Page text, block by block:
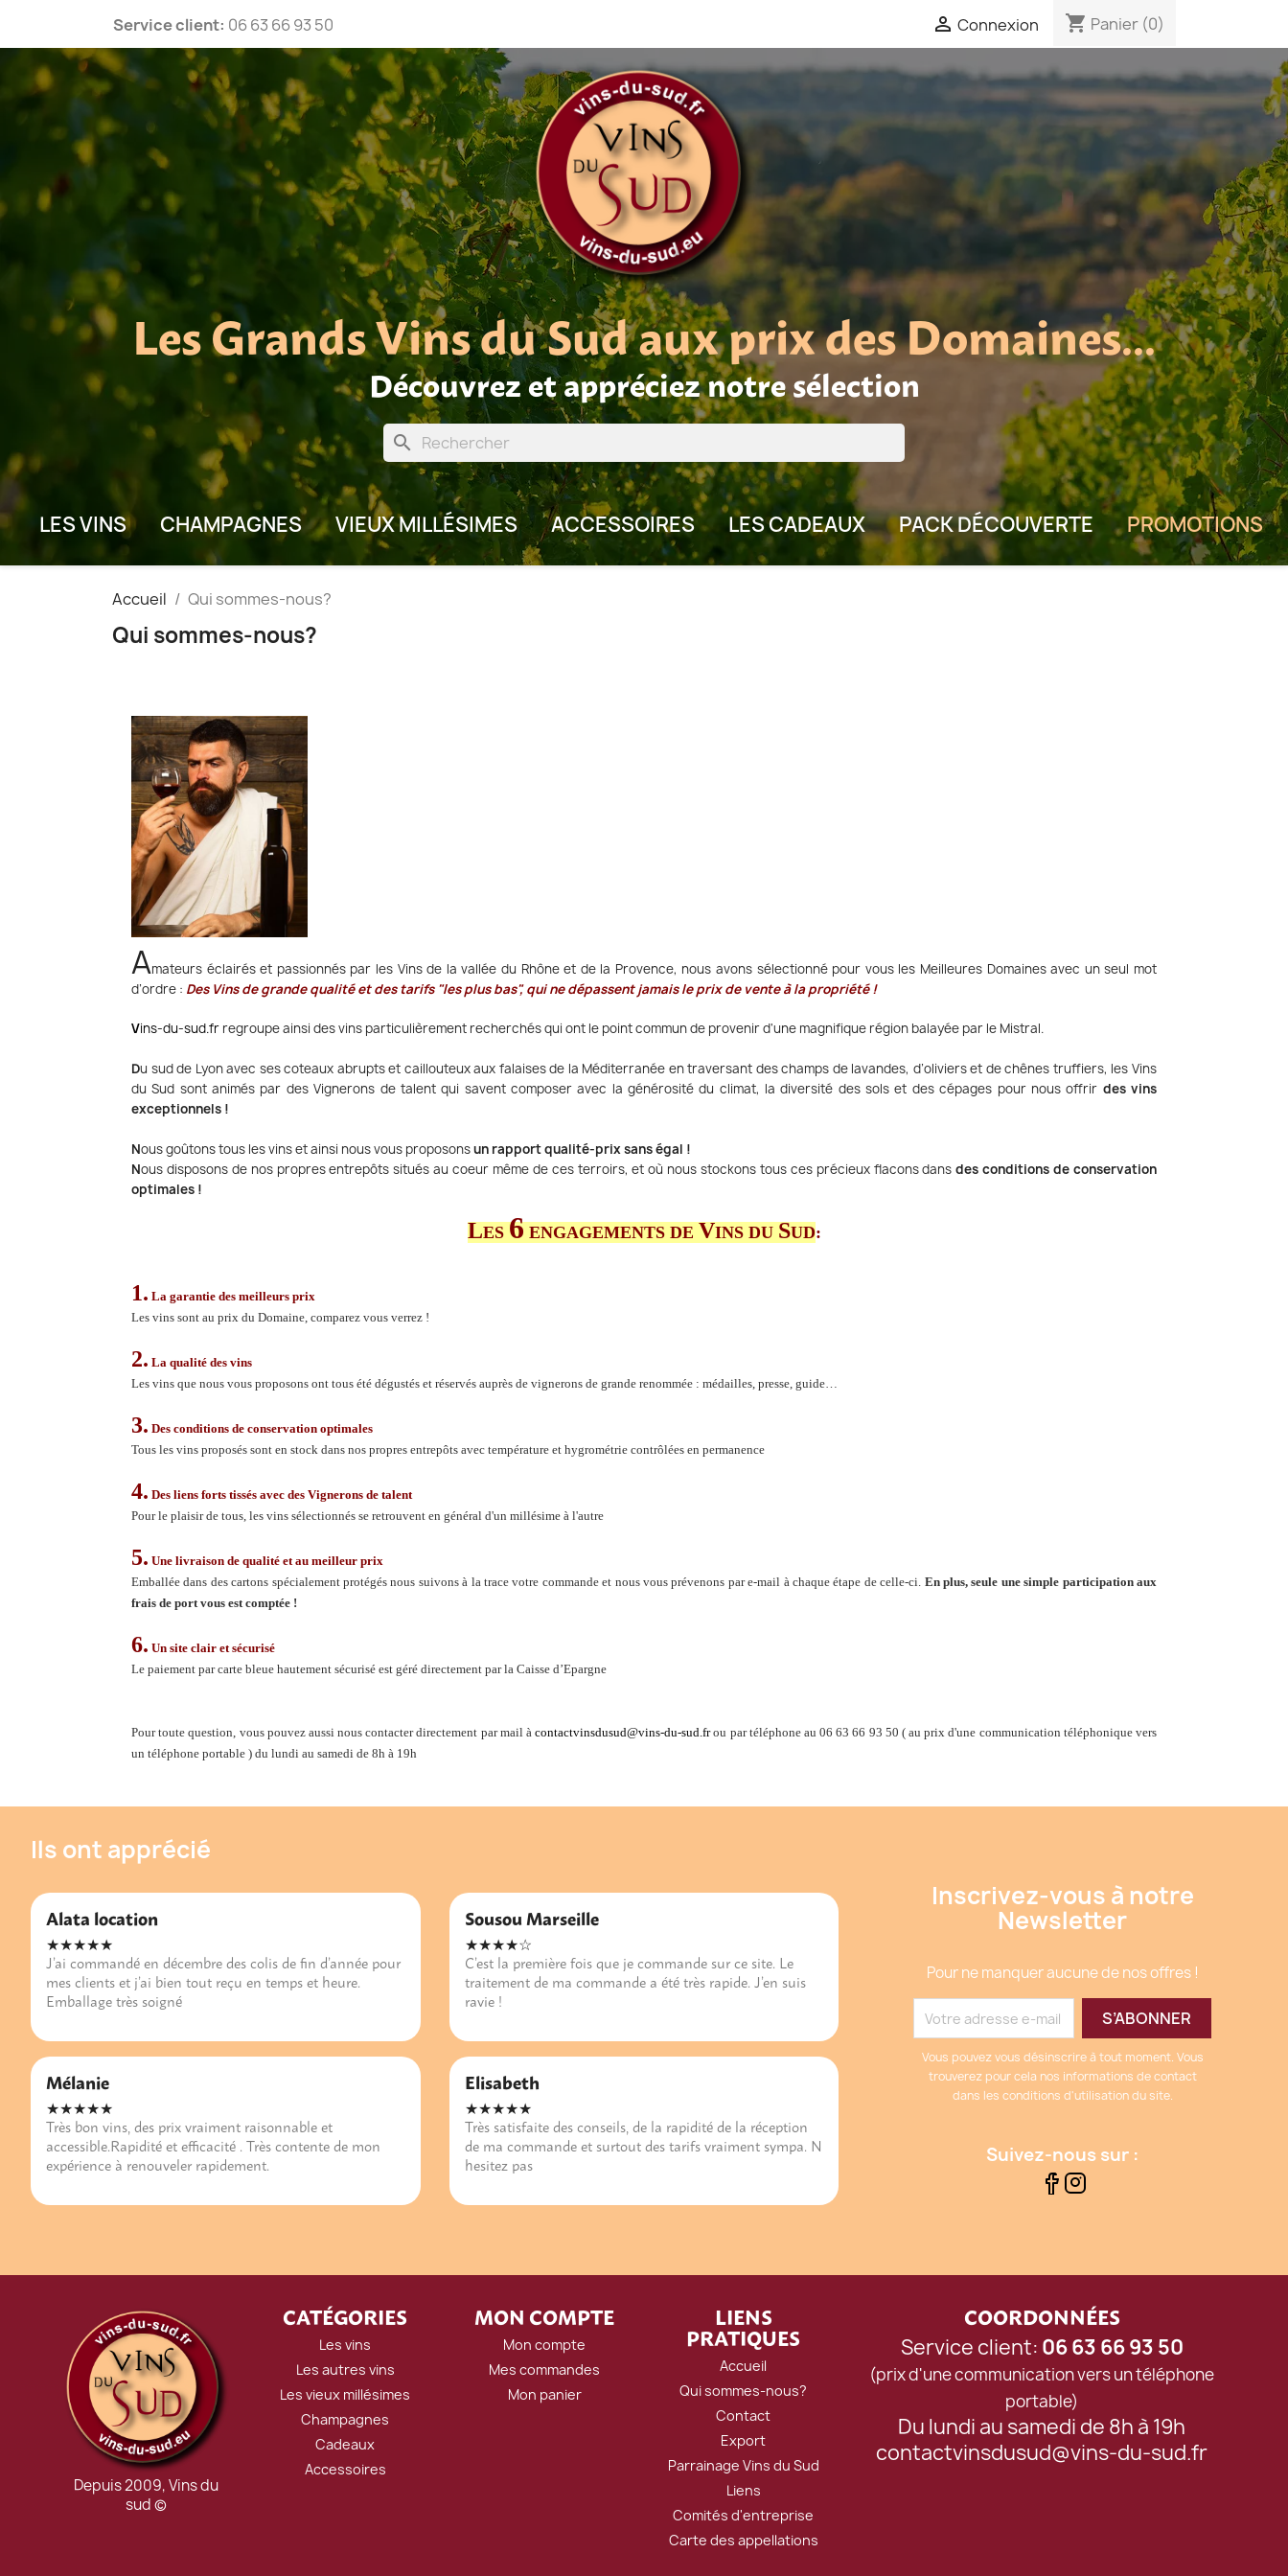
Service client: 06 63 66 93 50  Connexion shopping_cart Panier (0)
Les Grands Vins du Sud aux prix des Domaines...
Découvrez et appréciez notre sélection
search
LES VINS CHAMPAGNES VIEUX MILLÉSIMES ACCESSOIRES LES CADEAUX PACK DÉCOUVERTE PROMOTIONS
Accueil Qui sommes-nous?
Qui sommes-nous?
Amateurs éclairés et passionnés par les Vins de la vallée du Rhône et de la Provence, nous avons sélectionné pour vous les Meilleures Domaines avec un seul mot
d’ordre : Des Vins de grande qualité et des tarifs "les plus bas", qui ne dépassent jamais le prix de vente à la propriété !
Vins-du-sud.fr regroupe ainsi des vins particulièrement recherchés qui ont le point commun de provenir d'une magnifique région balayée par le Mistral.
Du sud de Lyon avec ses coteaux abrupts et caillouteux aux falaises de la Méditerranée en traversant des champs de lavandes, d’oliviers et de chênes truffiers, les Vins
du Sud sont animés par des Vignerons de talent qui savent composer avec la générosité du climat, la diversité des sols et des cépages pour nous offrir des vins
exceptionnels !
Nous goûtons tous les vins et ainsi nous vous proposonsun rapport qualité-prix sans égal !
Nous disposons de nos propres entrepôts situés au coeur même de ces terroirs, et où nous stockons tous ces précieux flacons dansdes conditions de conservation
optimales !
LES 6 ENGAGEMENTS DE VINS DU SUD:
1. La garantie des meilleurs prix
Les vins sont au prix du Domaine, comparez vous verrez !
2. La qualité des vins
Les vins que nous vous proposons ont tous été dégustés et réservés auprès de vignerons de grande renommée : médailles, presse, guide…
3. Des conditions de conservation optimales
Tous les vins proposés sont en stock dans nos propres entrepôts avec température et hygrométrie contrôlées en permanence
4. Des liens forts tissés avec des Vignerons de talent
Pour le plaisir de tous, les vins sélectionnés se retrouvent en général d'un millésime à l'autre
5. Une livraison de qualité et au meilleur prix
Emballée dans des cartons spécialement protégés nous suivons à la trace votre commande et nous vous prévenons par e-mail à chaque étape de celle-ci. En plus, seule une simple participation aux
frais de port vous est comptée !
6. Un site clair et sécurisé
Le paiement par carte bleue hautement sécurisé est géré directement par la Caisse d’Epargne
Pour toute question, vous pouvez aussi nous contacter directement par mail àcontactvinsdusud@vins-du-sud.frou par téléphone au 06 63 66 93 50 ( au prix d'une communication téléphonique vers
un téléphone portable ) du lundi au samedi de 8h à 19h
Ils ont apprécié
Alata location
★★★★★
J’ai commandé en décembre des colis de fin d’année pour
mes clients et j’ai bien tout reçu en temps et heure.
Emballage très soigné
Mélanie
★★★★★
Très bon vins, des prix vraiment raisonnable et
accessible.Rapidité et efficacité . Très contente de mon
expérience à renouveler rapidement.
Sousou Marseille
★★★★☆
C’est la première fois que je commande sur ce site. Le
traitement de ma commande a été très rapide. J’en suis
ravie !
Elisabeth
★★★★★
Très satisfaite des conseils, de la rapidité de la réception
de ma commande et surtout des tarifs vraiment sympa. N
hesitez pas
Inscrivez-vous à notre
Newsletter
Pour ne manquer aucune de nos offres !
Vous pouvez vous désinscrire à tout moment. Vous
trouverez pour cela nos informations de contact
dans les conditions d'utilisation du site.
Suivez-nous sur :
Depuis 2009, Vins du
sud ©
CATÉGORIES
Les vins
Les autres vins
Les vieux millésimes
Champagnes
Cadeaux
Accessoires
MON COMPTE
Mon compte
Mes commandes
Mon panier
LIENS
PRATIQUES
Accueil
Qui sommes-nous?
Contact
Export
Parrainage Vins du Sud
Liens
Comités d'entreprise
Carte des appellations
COORDONNÉES
Service client: 06 63 66 93 50
(prix d'une communication vers un téléphone
portable)
Du lundi au samedi de 8h à 19h
contactvinsdusud@vins-du-sud.fr